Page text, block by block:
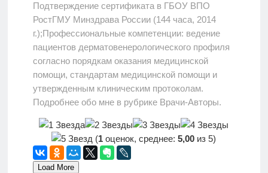
Подтверждение сертификата в ГБОУ ВПО
РостГМУ Минздрава России (144 часа, 2014
г.);Профессиональные компетенции: ведение
пациентов дерматовенерологического профиля
согласно порядкам оказания медицинской
помощи, стандартам медицинской помощи и
утвержденным клиническим протоколам.
Подробнее обо мне в рубрике Врачи-Авторы.
(1 оценок, среднее:5,00 из 5)
Load More